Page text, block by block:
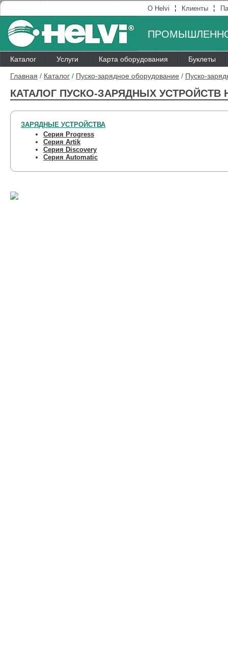
О Helvi ¦ Клиенты ¦
Каталог Услуги Карта оборудования Буклеты
Главная / Каталог / Пуско-зарядное оборудование / Пуско-
КАТАЛОГ ПУСКО-ЗАРЯДНЫХ УСТРОЙСТВ
ЗАРЯДНЫЕ УСТРОЙСТВА
Серия Progress
Серия Artik
Серия Discovery
Серия Automatic